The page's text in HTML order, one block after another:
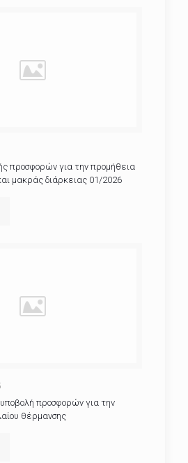
προσφορών για την προμήθεια
μακράς διάρκειας 01/2026
προσφορών για την
θέρμανσης